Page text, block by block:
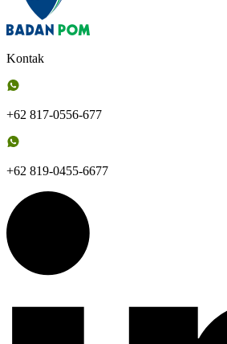
Kontak
+62 817-0556-677
+62 819-0455-6677